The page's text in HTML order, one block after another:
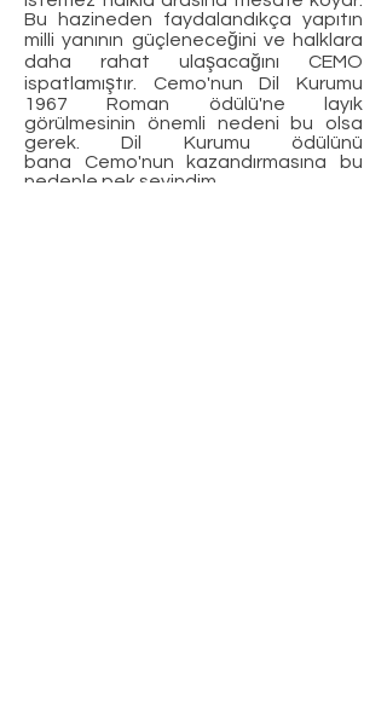
Bu hazineden faydalandıkça yapıtın
milli yanının güçleneceğini ve halklara
daha rahat ulaşacağını CEMO
ispatlamıştır. Cemo'nun Dil Kurumu
1967 Roman ödülü'ne layık
görülmesinin önemli nedeni bu olsa
gerek. Dil Kurumu ödülünü
bana Cemo'nun kazandırmasına bu
nedenle pek sevindim.